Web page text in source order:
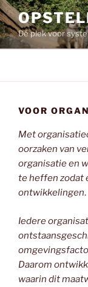
Ga
naar
de
inhoud
Dé plek voor
VOOR
Met
oorzaken van
organisatie en
te heffen zodat
ontwikkelingen.
Iedere
Daarom
waarin dit